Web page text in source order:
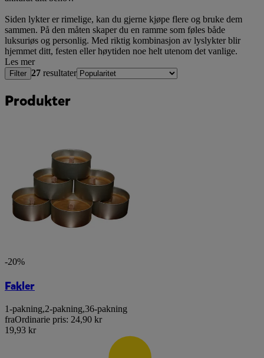
Siden lykter er rimelige, kan du gjerne kjøpe flere og bruke dem
sammen. På den måten skaper du en ramme som føles både
luksuriøs og personlig. Med riktig kombinasjon av lyslykter blir
hjemmet ditt, festen eller høytiden noe helt utenom det vanlige.
Les mer
Filter 27 resultater
Produkter
-20%
Fakler
1-pakning,2-pakning,36-pakning
fraOrdinarie pris: 24,90 kr
19,93 kr